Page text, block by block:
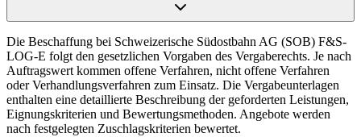
Die Beschaffung bei Schweizerische Südostbahn AG (SOB) F&S-
LOG-E folgt den gesetzlichen Vorgaben des Vergaberechts. Je nach
Auftragswert kommen offene Verfahren, nicht offene Verfahren
oder Verhandlungsverfahren zum Einsatz. Die Vergabeunterlagen
enthalten eine detaillierte Beschreibung der geforderten Leistungen,
Eignungskriterien und Bewertungsmethoden. Angebote werden
nach festgelegten Zuschlagskriterien bewertet.